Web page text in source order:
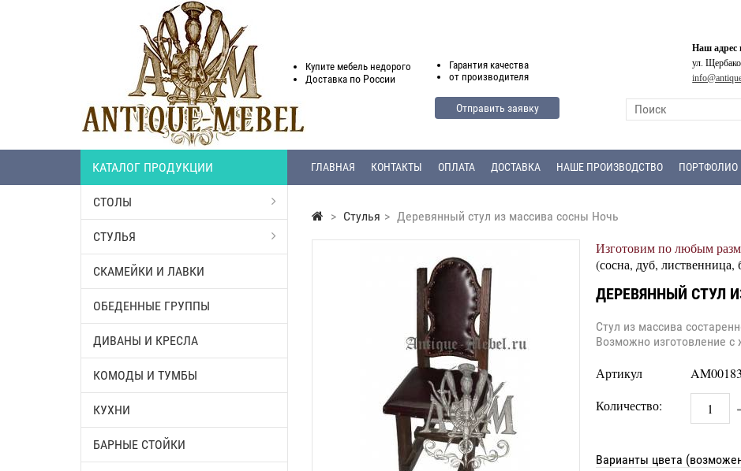
Купите мебель недорого
Доставка по России
Гарантия качества
от производителя
Отправить заявку
Наш адрес
ул.
КАТАЛОГ ПРОДУКЦИИ ГЛАВНАЯ КОНТАКТЫ ОПЛАТА ДОСТАВКА НАШЕ ПРОИЗВОДСТВО ПОРТФОЛИО
СТОЛЫ
СТУЛЬЯ
СКАМЕЙКИ И ЛАВКИ
ОБЕДЕННЫЕ ГРУППЫ
ДИВАНЫ И КРЕСЛА
КОМОДЫ И ТУМБЫ
КУХНИ
БАРНЫЕ СТОЙКИ
> Стулья > Деревянный стул из массива сосны Ночь
Изготовим по любым
(сосна, дуб, лиственница,
ДЕРЕВЯННЫЙ СТУЛ
Стул из массива
Возможно изготовление
Артикул
Количество:
Варианты цвета